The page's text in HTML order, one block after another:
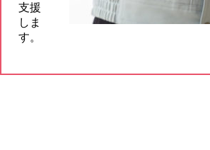
支援
しま
す。